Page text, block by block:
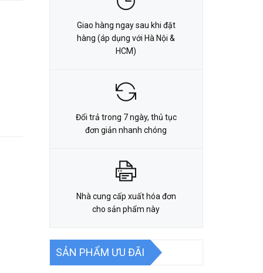
Giao hàng ngay sau khi đặt
hàng (áp dụng với Hà Nội &
HCM)
Đổi trả trong 7 ngày, thủ tục
đơn giản nhanh chóng
Nhà cung cấp xuất hóa đơn
cho sản phẩm này
SẢN PHẨM ƯU ĐÃI